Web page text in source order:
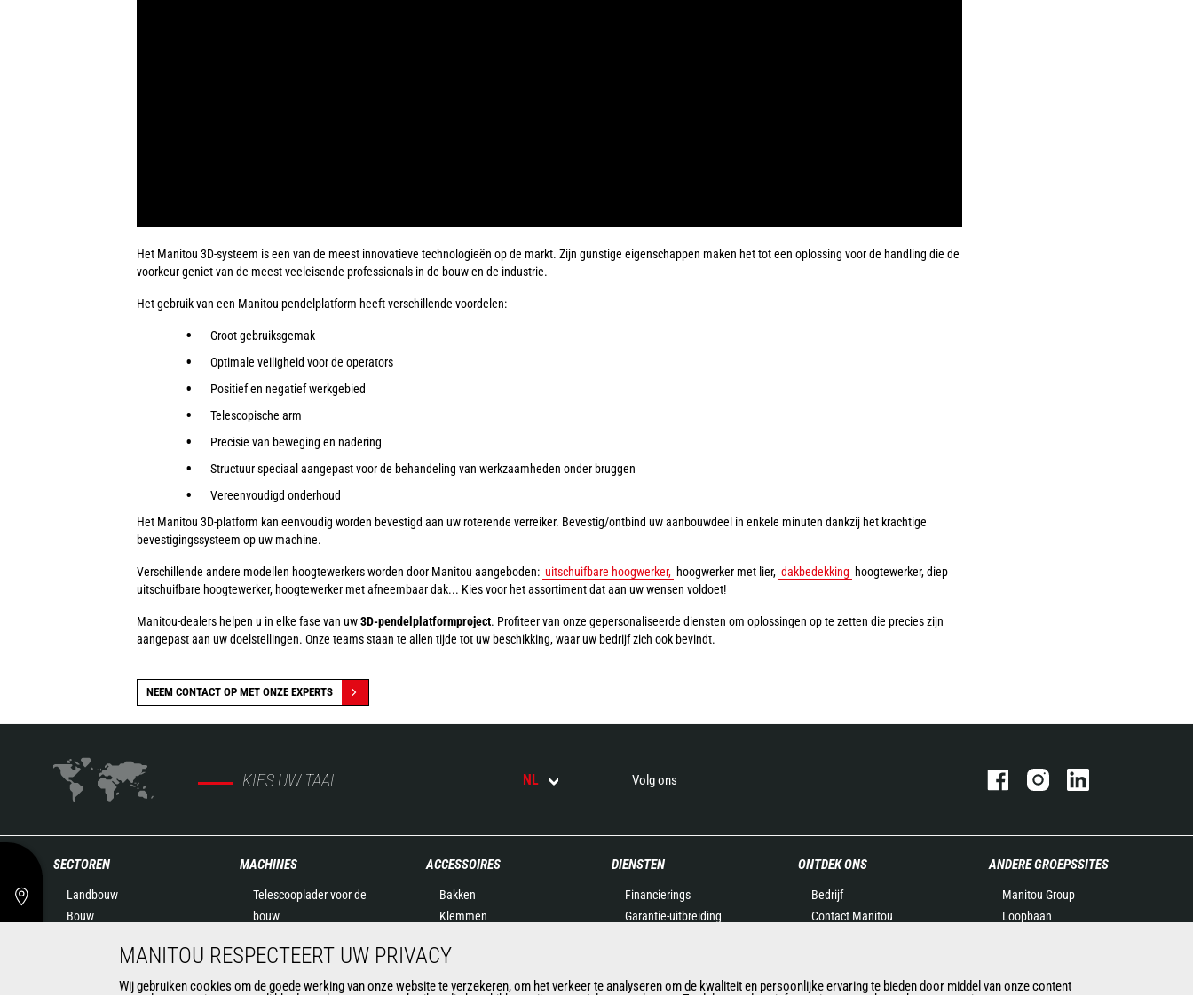
Het Manitou 3D-systeem is een van de meest innovatieve technologieën op de markt. Zijn gunstige eigenschappen maken het tot een oplossing voor de handling die de
voorkeur geniet van de meest veeleisende professionals in de bouw en de industrie.
Het gebruik van een Manitou-pendelplatform heeft verschillende voordelen:
Groot gebruiksgemak
Optimale veiligheid voor de operators
Positief en negatief werkgebied
Telescopische arm
Precisie van beweging en nadering
Structuur speciaal aangepast voor de behandeling van werkzaamheden onder bruggen
Vereenvoudigd onderhoud
Het Manitou 3D-platform kan eenvoudig worden bevestigd aan uw roterende verreiker. Bevestig/ontbind uw aanbouwdeel in enkele minuten dankzij het krachtige
bevestigingssysteem op uw machine.
Verschillende andere modellen hoogtewerkers worden door Manitou aangeboden: uitschuifbare hoogwerker, hoogwerker met lier, dakbedekking hoogtewerker, diep
uitschuifbare hoogtewerker, hoogtewerker met afneembaar dak... Kies voor het assortiment dat aan uw wensen voldoet!
Manitou-dealers helpen u in elke fase van uw3D-pendelplatformproject. Profiteer van onze gepersonaliseerde diensten om oplossingen op te zetten die precies zijn
aangepast aan uw doelstellingen. Onze teams staan te allen tijde tot uw beschikking, waar uw bedrijf zich ook bevindt.
NEEM CONTACT OP MET ONZE EXPERTS
KIES UW TAAL NL Volg ons
SECTOREN
Landbouw
Bouw
MACHINES
Telescooplader voor de
bouw
Roterende verreikers
Knikladers
ACCESSOIRES
Bakken
Klemmen
Vorken en Grijpers
Gieken
DIENSTEN
Financierings
Garantie-uitbreiding
Connected Solutions
ONTDEK ONS
Bedrijf
Contact Manitou
Nieuws
ANDERE GROEPSSITES
Manitou Group
Loopbaan
MANITOU RESPECTEERT UW PRIVACY
Wij gebruiken cookies om de goede werking van onze website te verzekeren, om het verkeer te analyseren om de kwaliteit en persoonlijke ervaring te bieden door middel van onze content